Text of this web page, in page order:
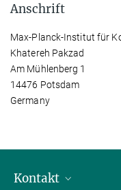
Anschrift
Max-Planck-Institut für
Khatereh Pakzad
Am Mühlenberg 1
14476 Potsdam
Germany
Kontakt